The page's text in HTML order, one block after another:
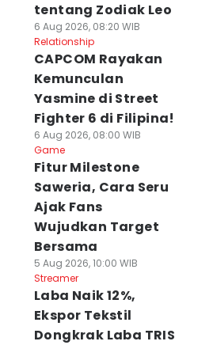
tentang Zodiak Leo
6 Aug 2026, 08:20 WIB
Relationship
CAPCOM Rayakan
Kemunculan
Yasmine di Street
Fighter 6 di Filipina!
6 Aug 2026, 08:00 WIB
Game
Fitur Milestone
Saweria, Cara Seru
Ajak Fans
Wujudkan Target
Bersama
5 Aug 2026, 10:00 WIB
Streamer
Laba Naik 12%,
Ekspor Tekstil
Dongkrak Laba TRIS